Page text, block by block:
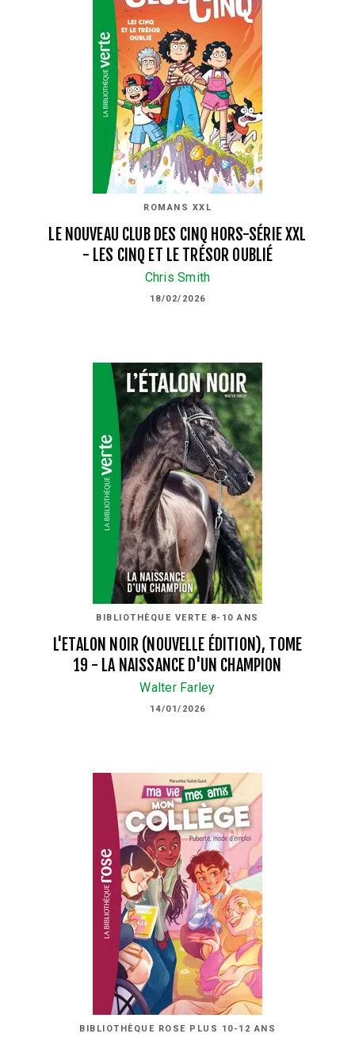
ROMANS XXL
LE NOUVEAU CLUB DES CINQ HORS-SÉRIE XXL
- LES CINQ ET LE TRÉSOR OUBLIÉ
Chris Smith
18/02/2026
BIBLIOTHÈQUE VERTE 8-10 ANS
L'ETALON NOIR (NOUVELLE ÉDITION), TOME
19 - LA NAISSANCE D'UN CHAMPION
Walter Farley
14/01/2026
BIBLIOTHÈQUE ROSE PLUS 10-12 ANS